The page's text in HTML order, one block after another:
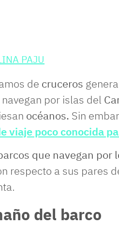
PAJU
de cruceros
por islas del
océanos. Sin
viaje poco conocida
que navegan por
respecto a sus pares
del barco